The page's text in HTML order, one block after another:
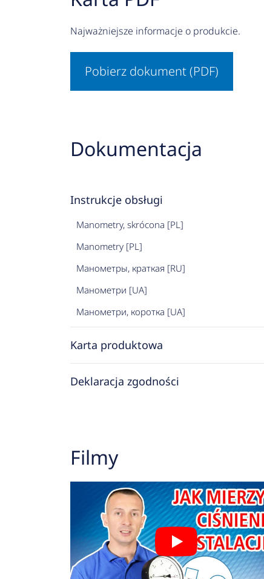
Najważniejsze informacje o produkcie.
Pobierz dokument (PDF)
Dokumentacja
Instrukcje obsługi
Manometry, skrócona [PL]
Manometry [PL]
Манометры, краткая [RU]
Манометри [UA]
Манометри, коротка [UA]
Karta produktowa
Deklaracja zgodności
Filmy